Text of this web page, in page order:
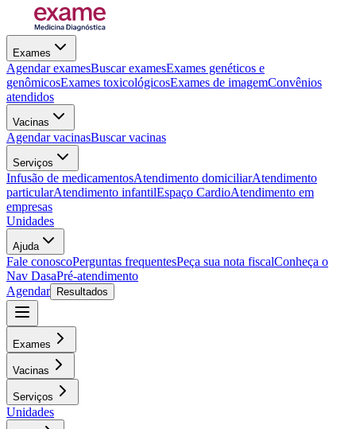
Exames
Agendar examesBuscar examesExames genéticos e
genômicosExames toxicológicosExames de imagemConvênios
atendidos
Vacinas
Agendar vacinasBuscar vacinas
Serviços
Infusão de medicamentosAtendimento domiciliarAtendimento
particularAtendimento infantilEspaço CardioAtendimento em
empresas
Unidades
Ajuda
Fale conoscoPerguntas frequentesPeça sua nota fiscalConheça o
Nav DasaPré-atendimento
Agendar
Resultados
Exames
Vacinas
Serviços
Unidades